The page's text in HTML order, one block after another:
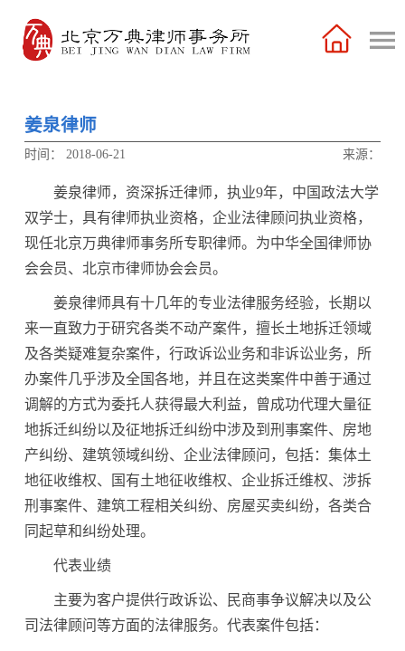
姜泉律师
来源：
时间： 2018-06-21
姜泉律师，资深拆迁律师，执业9年，中国政法大学
双学士，具有律师执业资格，企业法律顾问执业资格，
现任北京万典律师事务所专职律师。为中华全国律师协
会会员、北京市律师协会会员。
姜泉律师具有十几年的专业法律服务经验，长期以
来一直致力于研究各类不动产案件，擅长土地拆迁领域
及各类疑难复杂案件，行政诉讼业务和非诉讼业务，所
办案件几乎涉及全国各地，并且在这类案件中善于通过
调解的方式为委托人获得最大利益，曾成功代理大量征
地拆迁纠纷以及征地拆迁纠纷中涉及到刑事案件、房地
产纠纷、建筑领域纠纷、企业法律顾问，包括：集体土
地征收维权、国有土地征收维权、企业拆迁维权、涉拆
刑事案件、建筑工程相关纠纷、房屋买卖纠纷，各类合
同起草和纠纷处理。
代表业绩
主要为客户提供行政诉讼、民商事争议解决以及公
司法律顾问等方面的法律服务。代表案件包括：